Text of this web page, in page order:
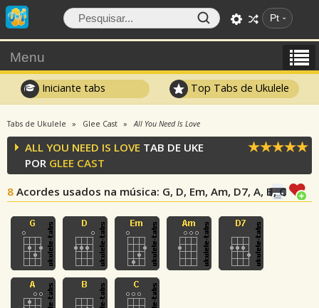
Pt
Menu
Iniciante tabs Top Tabs de Ukulele
Tabs de Ukulele Glee Cast All You Need Is Love
ALL YOU NEED IS LOVE TAB DE UKE
POR GLEE CAST
8 Acordes usados na música: G, D, Em, Am, D7, A, B, C